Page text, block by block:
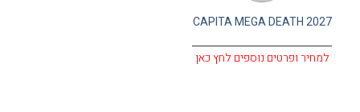
CAPITA MEGA DEATH 2027
למחיר ופרטים נוספים לחץ כאן